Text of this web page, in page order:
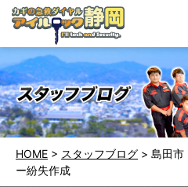
HOME > スタッフブログ > 島田
ー紛失作成